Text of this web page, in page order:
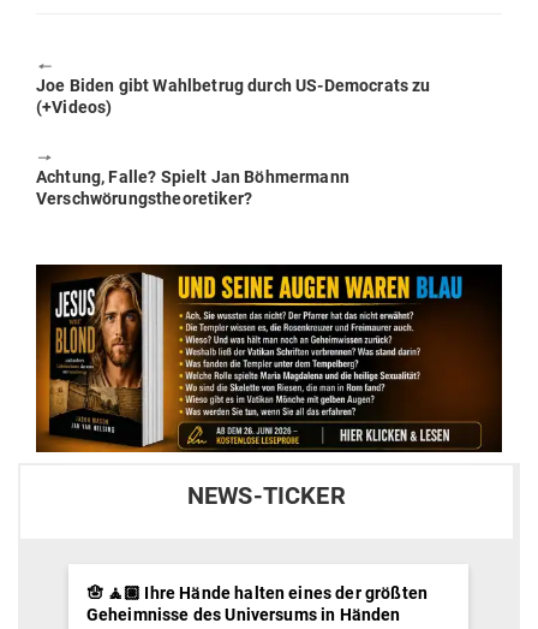
🠔
Previous
post:
Joe Biden gibt Wahl­betrug durch US-Demo­crats zu
(+Videos)
🠖
Next
post:
Achtung, Falle? Spielt Jan Böh­mermann
Verschwörungstheoretiker?
NEWS-TICKER
🪬 🧘🏽 Ihre Hände halten eines der größten
Geheimnisse des Universums in Händen